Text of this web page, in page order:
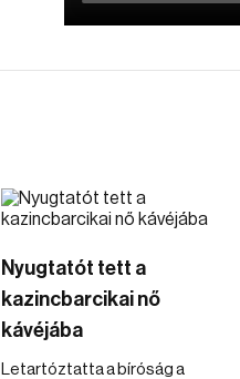
Nyugtatót tett a
kazincbarcikai nő
kávéjába
Letartóztatta a bíróság a